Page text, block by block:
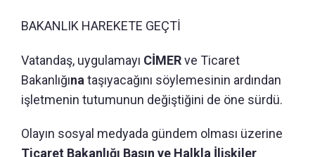
BAKANLIK HAREKETE GEÇTİ
Vatandaş, uygulamayı CİMERve Ticaret
Bakanlığına taşıyacağını söylemesinin ardından
işletmenin tutumunun değiştiğini de öne sürdü.
Olayın sosyal medyada gündem olması üzerine
Ticaret Bakanlığı Basın ve Halkla İlişkiler